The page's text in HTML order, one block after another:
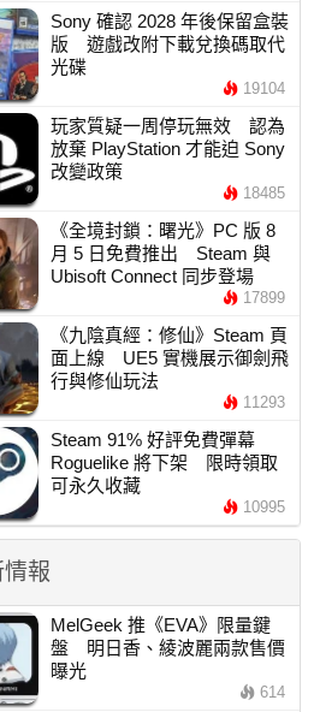
Sony 確認 2028 年後保留盒裝
版 遊戲改附下載兌換碼取代
光碟
19104
玩家質疑一周停玩無效 認為
放棄 PlayStation 才能迫 Sony
改變政策
18485
《全境封鎖：曙光》PC 版 8
月 5 日免費推出 Steam 與
Ubisoft Connect 同步登場
17899
《九陰真經：修仙》Steam 頁
面上線 UE5 實機展示御劍飛
行與修仙玩法
11293
Steam 91% 好評免費彈幕
Roguelike 將下架 限時領取
可永久收藏
10995
報
MelGeek 推《EVA》限量鍵
盤 明日香、綾波麗兩款售價
曝光
614